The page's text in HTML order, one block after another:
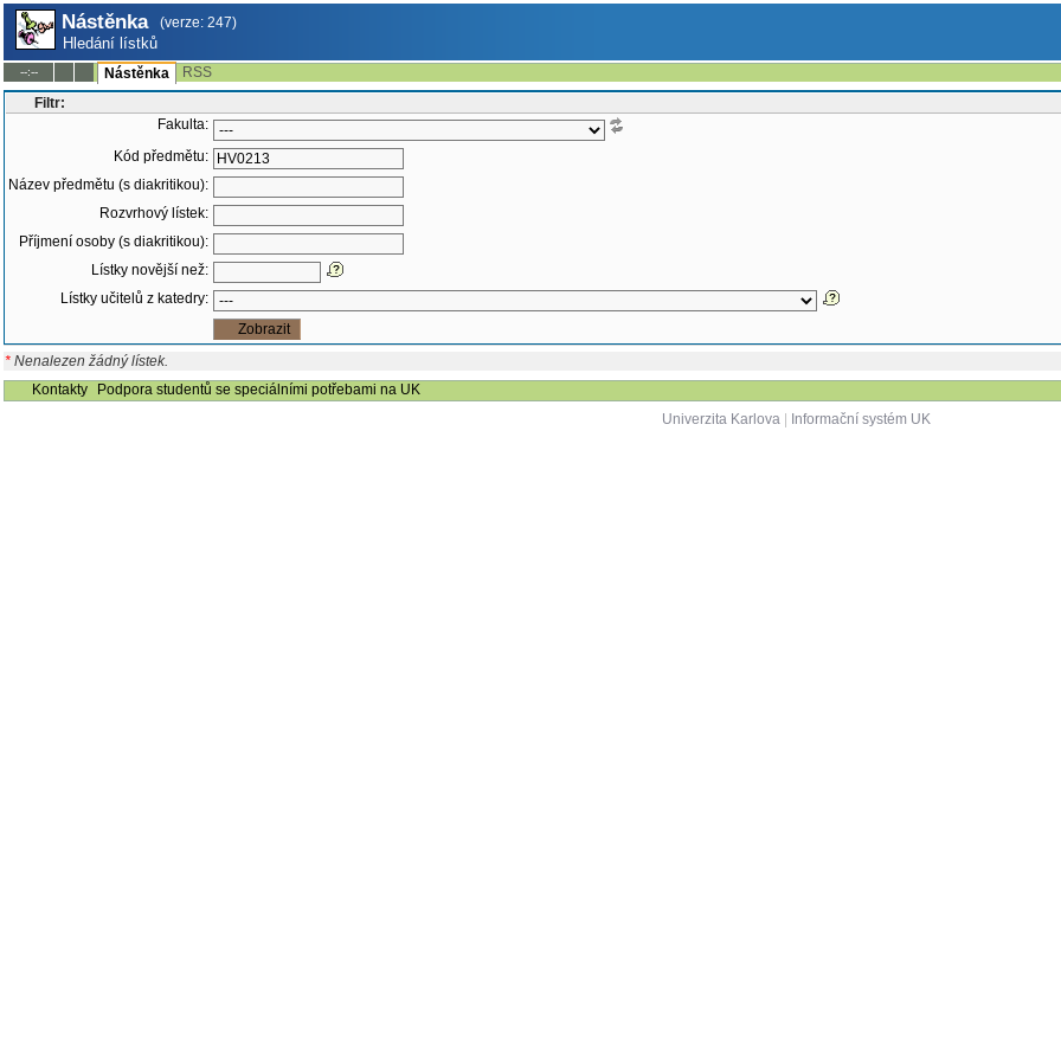
Nástěnka (verze: 247)
Hledání lístků
--:-- Nástěnka
RSS
Filtr:
Fakulta:
Kód předmětu:
Název předmětu (s diakritikou):
Rozvrhový lístek:
Příjmení osoby (s diakritikou):
Lístky novější než:
Lístky učitelů z katedry:
* Nenalezen žádný lístek.
Kontakty
Podpora studentů se speciálními potřebami na UK
Univerzita Karlova| Informační systém UK